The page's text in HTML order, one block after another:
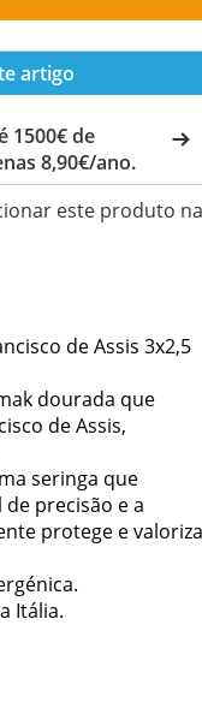
artigo
1500€ de
8,90€/ano.
este produto na
de Assis 3x2,5
dourada que
de Assis,
seringa que
precisão e a
protege e valoriza
Itália.